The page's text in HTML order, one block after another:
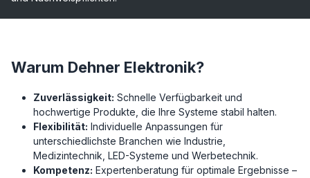
Warum Dehner Elektronik?
Zuverlässigkeit: Schnelle Verfügbarkeit und
hochwertige Produkte, die Ihre Systeme stabil halten.
Flexibilität: Individuelle Anpassungen für
unterschiedlichste Branchen wie Industrie,
Medizintechnik, LED-Systeme und Werbetechnik.
Kompetenz: Expertenberatung für optimale Ergebnisse –